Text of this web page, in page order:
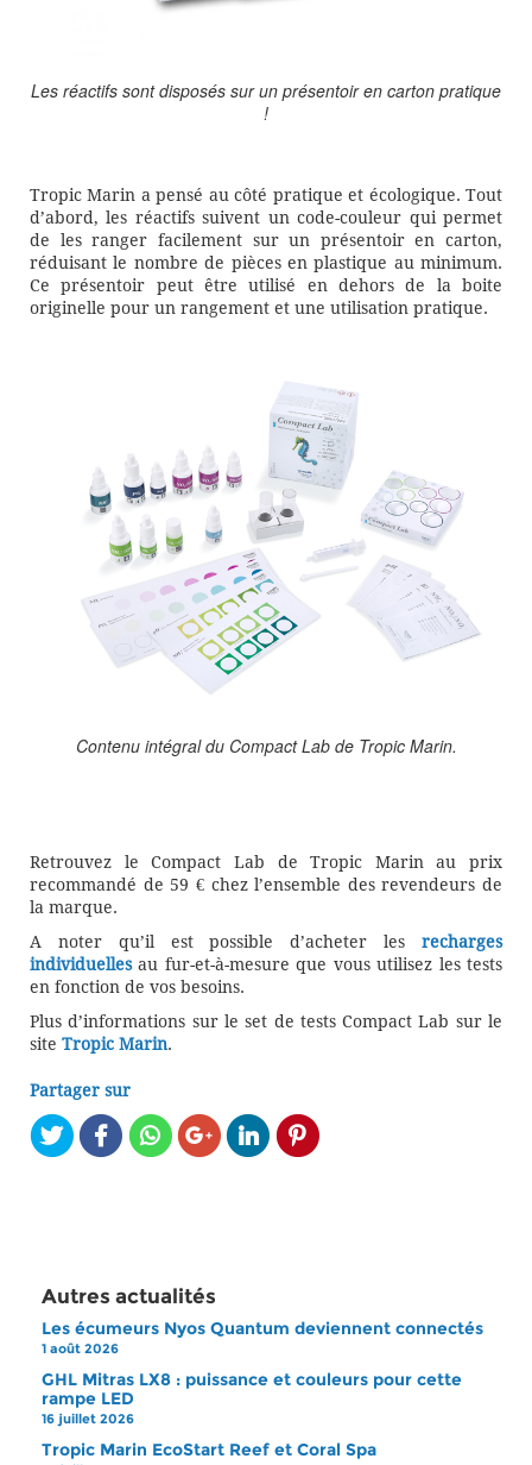
Les réactifs sont disposés sur un présentoir en carton pratique
!
Tropic Marin a pensé au côté pratique et écologique. Tout
d’abord, les réactifs suivent un code-couleur qui permet
de les ranger facilement sur un présentoir en carton,
réduisant le nombre de pièces en plastique au minimum.
Ce présentoir peut être utilisé en dehors de la boite
originelle pour un rangement et une utilisation pratique.
Contenu intégral du Compact Lab de Tropic Marin.
Retrouvez le Compact Lab de Tropic Marin au prix
recommandé de 59 € chez l’ensemble des revendeurs de
la marque.
A noter qu’il est possible d’acheter les recharges
individuellesau fur-et-à-mesure que vous utilisez les tests
en fonction de vos besoins.
Plus d’informations sur le set de tests Compact Lab sur le
site Tropic Marin.
Partager sur
Autres actualités
Les écumeurs Nyos Quantum deviennent connectés
1 août 2026
GHL Mitras LX8 : puissance et couleurs pour cette
rampe LED
16 juillet 2026
Tropic Marin EcoStart Reef et Coral Spa